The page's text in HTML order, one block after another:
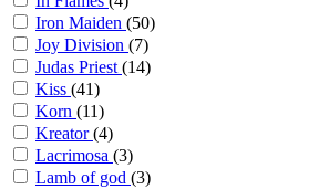
Iron Maiden (50)
Joy Division (7)
Judas Priest(14)
Kiss (41)
Korn (11)
Kreator(4)
Lacrimosa (3)
Lamb of god (3)